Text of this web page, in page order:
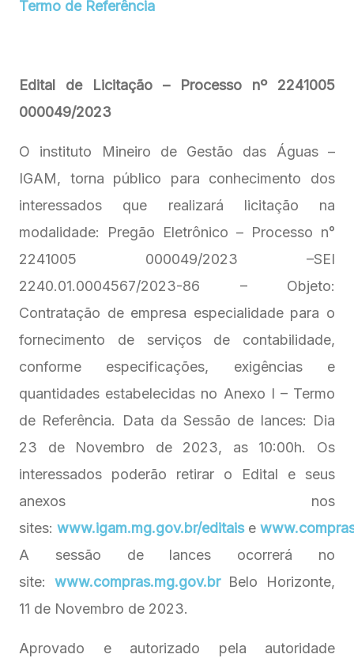
Termo de Referência
Edital de Licitação – Processo nº 2241005
000049/2023
O instituto Mineiro de Gestão das Águas –
IGAM, torna público para conhecimento dos
interessados que realizará licitação na
modalidade: Pregão Eletrônico – Processo n°
2241005 000049/2023 –SEI
2240.01.0004567/2023-86 – Objeto:
Contratação de empresa especialidade para o
fornecimento de serviços de contabilidade,
conforme especificações, exigências e
quantidades estabelecidas no Anexo I – Termo
de Referência. Data da Sessão de lances: Dia
23 de Novembro de 2023, as 10:00h. Os
interessados poderão retirar o Edital e seus
anexos nos
sites: www.igam.mg.gov.br/editaise
A sessão de lances ocorrerá no
site: www.compras.mg.gov.brBelo Horizonte,
11 de Novembro de 2023.
Aprovado e autorizado pela autoridade